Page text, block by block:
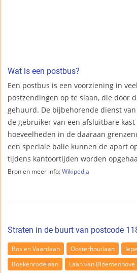
Wat is een postbus?
Een postbus is een voorziening in
postzendingen op te slaan, die door
gehuurd. De bijbehorende dienst
de gebruiker van een afsluitbare
hoeveelheden in de daaraan
een speciale balie kunnen de apart
tijdens kantoortijden worden
Bron en meer info: Wikipedia
Straten in de buurt van postcode
Bos en Vaartlaan Oosterhoutlaan
Boekenrodelaan
Laan van Bloemenhove